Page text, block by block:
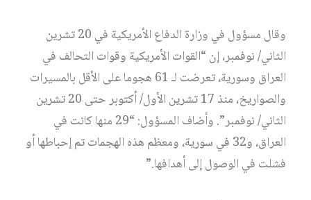
وقال مسؤول في وزارة الدفاع الأمريكية في 20 تشرين
الثاني/ نوفمبر، إن “القوات الأمريكية وقوات التحالف في
العراق وسورية، تعرضت لـ 61 هجوما على الأقل بالمسيرات
والصواريخ، منذ 17 تشرين الأول/ أكتوبر حتى 20 تشرين
الثاني/ نوفمبر”. وأضاف المسؤول: “29 منها كانت في
العراق، و32 في سورية، ومعظم هذه الهجمات تم إحباطها أو
فشلت في الوصول إلى أهدافها.”